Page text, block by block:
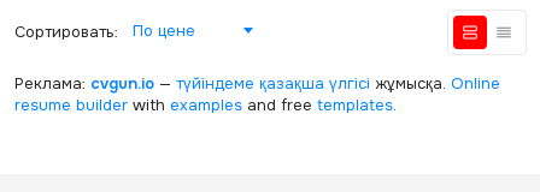
Сортировать: По цене
Реклама: cvgun.io— түйіндеме қазақша үлгісі жұмысқа. Online
resume builderwith examplesand free templates.